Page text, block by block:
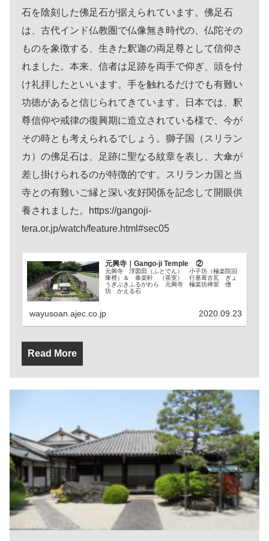
石を陰刻した佛足石が据えられています。佛足石
は、古代インド仏教圏で仏像無き時代の、仏陀その
ものを象徴する、生きた釈迦の両足尊として信仰さ
れました。本来、信者は足跡を両手で仰ぎ、頭を付
け礼拝したといいます。手を触れるだけでも有難い
功徳があると信じられてきています。日本では、釈
尊信仰や戒律の復興期に造立されている様で、今が
その時とも考えられるでしょう。獅子国（スリラン
カ）の佛足石は、足跡に聖なる紋章を表し、大傘が
差し掛けられるのが特徴的です。スリランカ国と当
寺との有難いご縁と深い友好関係を記念して開眼供
養されました。https://gangoji-
tera.or.jp/watch/feature.html#sec05
元興寺｜Gango-ji Temple ②
元興寺 浮図田（ふとでん） 小子坊（極楽院旧
庫裡）＆ 泰楽軒 （茶室） 行基葺古瓦 ぎょ
うぎぶきふるがわら 元興寺 極楽坊禅室 僧
坊 かえる石
wayusoan.ajec.co.jp 2020.09.23
Read More